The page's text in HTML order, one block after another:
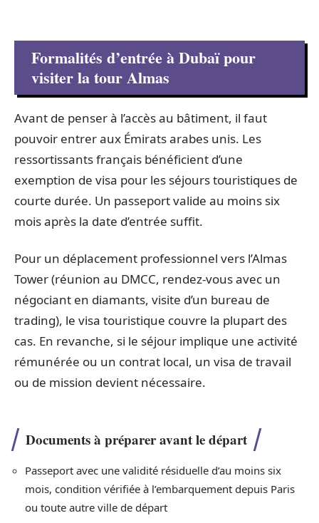
Formalités d’entrée à Dubaï pour
visiter la tour Almas
Avant de penser à l’accès au bâtiment, il faut
pouvoir entrer aux Émirats arabes unis. Les
ressortissants français bénéficient d’une
exemption de visa pour les séjours touristiques de
courte durée. Un passeport valide au moins six
mois après la date d’entrée suffit.
Pour un déplacement professionnel vers l’Almas
Tower (réunion au DMCC, rendez-vous avec un
négociant en diamants, visite d’un bureau de
trading), le visa touristique couvre la plupart des
cas. En revanche, si le séjour implique une activité
rémunérée ou un contrat local, un visa de travail
ou de mission devient nécessaire.
Documents à préparer avant le départ
Passeport avec une validité résiduelle d’au moins six
mois, condition vérifiée à l’embarquement depuis Paris
ou toute autre ville de départ